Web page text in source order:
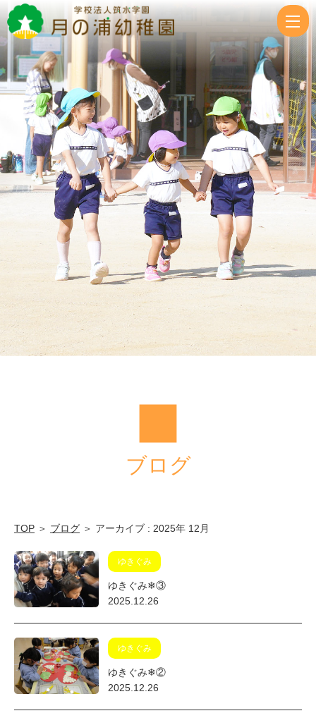
2025
12
月
学
校
法
人
筑
水
学
園
ブログ
TOP ＞ ブログ ＞ アーカイブ : 2025年 12月
ゆきぐみ
ゆきぐみ❄③
2025.12.26
ゆきぐみ
ゆきぐみ❄②
2025.12.26